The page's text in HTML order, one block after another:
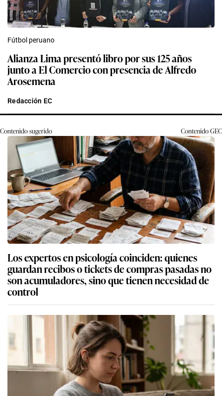
Fútbol peruano
Alianza Lima presentó libro por sus 125 años
junto a El Comercio con presencia de Alfredo
Arosemena
Redacción EC
Contenido sugerido ContenidoGEC
Los expertos en psicología coinciden: quienes
guardan recibos o tickets de compras pasadas no
son acumuladores, sino que tienen necesidad de
control